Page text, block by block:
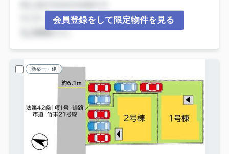
会員登録をして限定物件を見る
新築一戸建